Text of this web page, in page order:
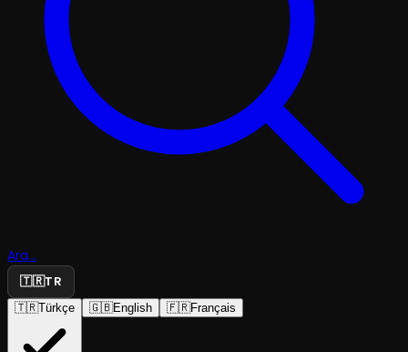
Ara...
🇹🇷TR
🇹🇷Türkçe 🇬🇧English 🇫🇷Français